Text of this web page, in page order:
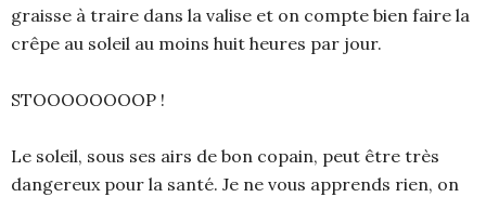
graisse à traire dans la valise et on compte bien faire la
crêpe au soleil au moins huit heures par jour.
STOOOOOOOOP !
Le soleil, sous ses airs de bon copain, peut être très
dangereux pour la santé. Je ne vous apprends rien, on